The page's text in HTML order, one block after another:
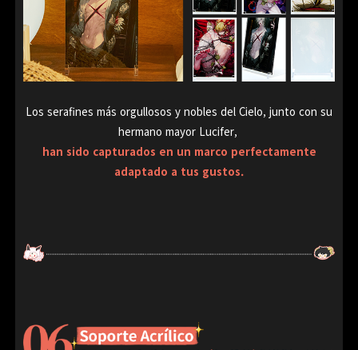
Los serafines más orgullosos y nobles del Cielo, junto con su
hermano mayor Lucifer,
han sido capturados en un marco perfectamente
adaptado a tus gustos.